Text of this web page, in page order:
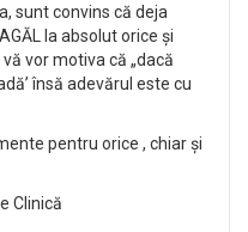
sunt convins că deja
la absolut orice și
vor motiva că „dacă
însă adevărul este cu
pentru orice , chiar și
Clinică